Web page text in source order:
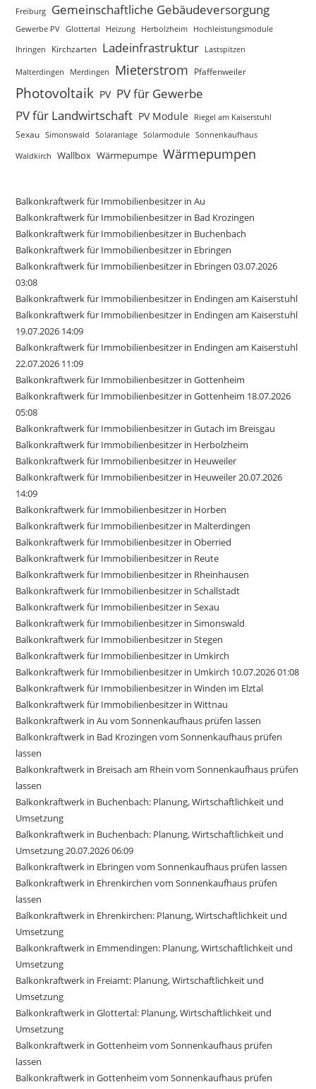
Freiburg Gemeinschaftliche Gebäudeversorgung
Gewerbe PV Glottertal Heizung Herbolzheim Hochleistungsmodule
Ihringen Kirchzarten Ladeinfrastruktur Lastspitzen
Malterdingen Merdingen Mieterstrom Pfaffenweiler
Photovoltaik PV PV für Gewerbe
PV für Landwirtschaft PV Module Riegel am Kaiserstuhl
Sexau Simonswald Solaranlage Solarmodule
Sonnenkaufhaus
Waldkirch
Wallbox Wärmepumpe Wärmepumpen
Balkonkraftwerk für Immobilienbesitzer in Au
Balkonkraftwerk für Immobilienbesitzer in Bad Krozingen
Balkonkraftwerk für Immobilienbesitzer in Buchenbach
Balkonkraftwerk für Immobilienbesitzer in Ebringen
Balkonkraftwerk für Immobilienbesitzer in Ebringen 03.07.2026
03:08
Balkonkraftwerk für Immobilienbesitzer in Endingen am Kaiserstuhl
Balkonkraftwerk für Immobilienbesitzer in Endingen am Kaiserstuhl
19.07.2026 14:09
Balkonkraftwerk für Immobilienbesitzer in Endingen am Kaiserstuhl
22.07.2026 11:09
Balkonkraftwerk für Immobilienbesitzer in Gottenheim
Balkonkraftwerk für Immobilienbesitzer in Gottenheim 18.07.2026
05:08
Balkonkraftwerk für Immobilienbesitzer in Gutach im Breisgau
Balkonkraftwerk für Immobilienbesitzer in Herbolzheim
Balkonkraftwerk für Immobilienbesitzer in Heuweiler
Balkonkraftwerk für Immobilienbesitzer in Heuweiler 20.07.2026
14:09
Balkonkraftwerk für Immobilienbesitzer in Horben
Balkonkraftwerk für Immobilienbesitzer in Malterdingen
Balkonkraftwerk für Immobilienbesitzer in Oberried
Balkonkraftwerk für Immobilienbesitzer in Reute
Balkonkraftwerk für Immobilienbesitzer in Rheinhausen
Balkonkraftwerk für Immobilienbesitzer in Schallstadt
Balkonkraftwerk für Immobilienbesitzer in Sexau
Balkonkraftwerk für Immobilienbesitzer in Simonswald
Balkonkraftwerk für Immobilienbesitzer in Stegen
Balkonkraftwerk für Immobilienbesitzer in Umkirch
Balkonkraftwerk für Immobilienbesitzer in Umkirch 10.07.2026 01:08
Balkonkraftwerk für Immobilienbesitzer in Winden im Elztal
Balkonkraftwerk für Immobilienbesitzer in Wittnau
Balkonkraftwerk in Au vom Sonnenkaufhaus prüfen lassen
Balkonkraftwerk in Bad Krozingen vom Sonnenkaufhaus prüfen
lassen
Balkonkraftwerk in Breisach am Rhein vom Sonnenkaufhaus prüfen
lassen
Balkonkraftwerk in Buchenbach: Planung, Wirtschaftlichkeit und
Umsetzung
Balkonkraftwerk in Buchenbach: Planung, Wirtschaftlichkeit und
Umsetzung 20.07.2026 06:09
Balkonkraftwerk in Ebringen vom Sonnenkaufhaus prüfen lassen
Balkonkraftwerk in Ehrenkirchen vom Sonnenkaufhaus prüfen
lassen
Balkonkraftwerk in Ehrenkirchen: Planung, Wirtschaftlichkeit und
Umsetzung
Balkonkraftwerk in Emmendingen: Planung, Wirtschaftlichkeit und
Umsetzung
Balkonkraftwerk in Freiamt: Planung, Wirtschaftlichkeit und
Umsetzung
Balkonkraftwerk in Glottertal: Planung, Wirtschaftlichkeit und
Umsetzung
Balkonkraftwerk in Gottenheim vom Sonnenkaufhaus prüfen
lassen
Balkonkraftwerk in Gottenheim vom Sonnenkaufhaus prüfen